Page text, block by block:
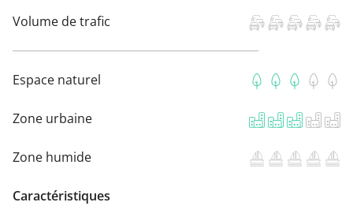
Volume de trafic
Espace naturel
Zone urbaine
Zone humide
Caractéristiques